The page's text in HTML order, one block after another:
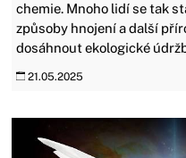
chemie. Mnoho lidí se tak
způsoby hnojení a další
dosáhnout ekologické
21.05.2025